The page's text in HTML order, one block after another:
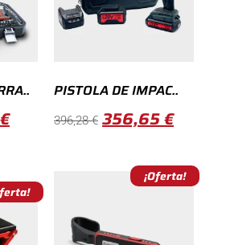
€
PISTOLA DE IMPAC..
396,28€ 356,65€
¡Oferta!